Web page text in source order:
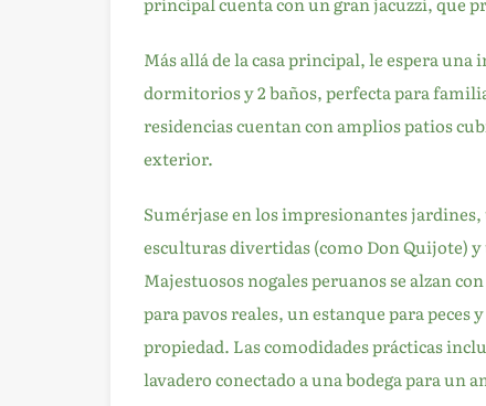
Más allá de la casa principal, le espera una
dormitorios y 2 baños, perfecta para
residencias cuentan con amplios patios
exterior.
Sumérjase en los impresionantes
esculturas divertidas (como Don Quijote)
Majestuosos nogales peruanos se alzan
para pavos reales, un estanque para peces
propiedad. Las comodidades prácticas
lavadero conectado a una bodega para un